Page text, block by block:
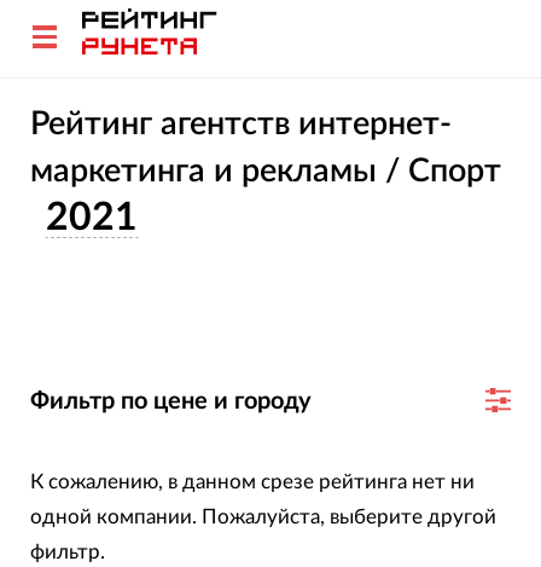
Рейтинг агентств интернет-
маркетинга и рекламы / Спорт
2021
Фильтр по цене и городу
К сожалению, в данном срезе рейтинга нет ни
одной компании. Пожалуйста, выберите другой
фильтр.